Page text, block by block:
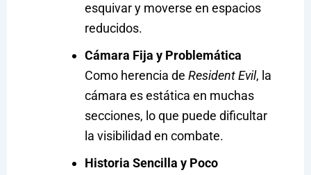
esquivar y moverse en espacios
reducidos.
Cámara Fija y Problemática
Como herencia de Resident Evil, la
cámara es estática en muchas
secciones, lo que puede dificultar
la visibilidad en combate.
Historia Sencilla y Poco